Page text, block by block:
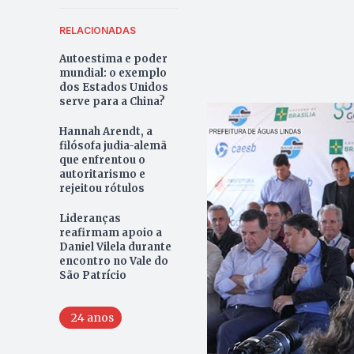
RELACIONADAS
Autoestima e poder
mundial: o exemplo
dos Estados Unidos
serve para a China?
Hannah Arendt, a
filósofa judia-alemã
que enfrentou o
autoritarismo e
rejeitou rótulos
Lideranças
reafirmam apoio a
Daniel Vilela durante
encontro no Vale do
São Patrício
24 anos